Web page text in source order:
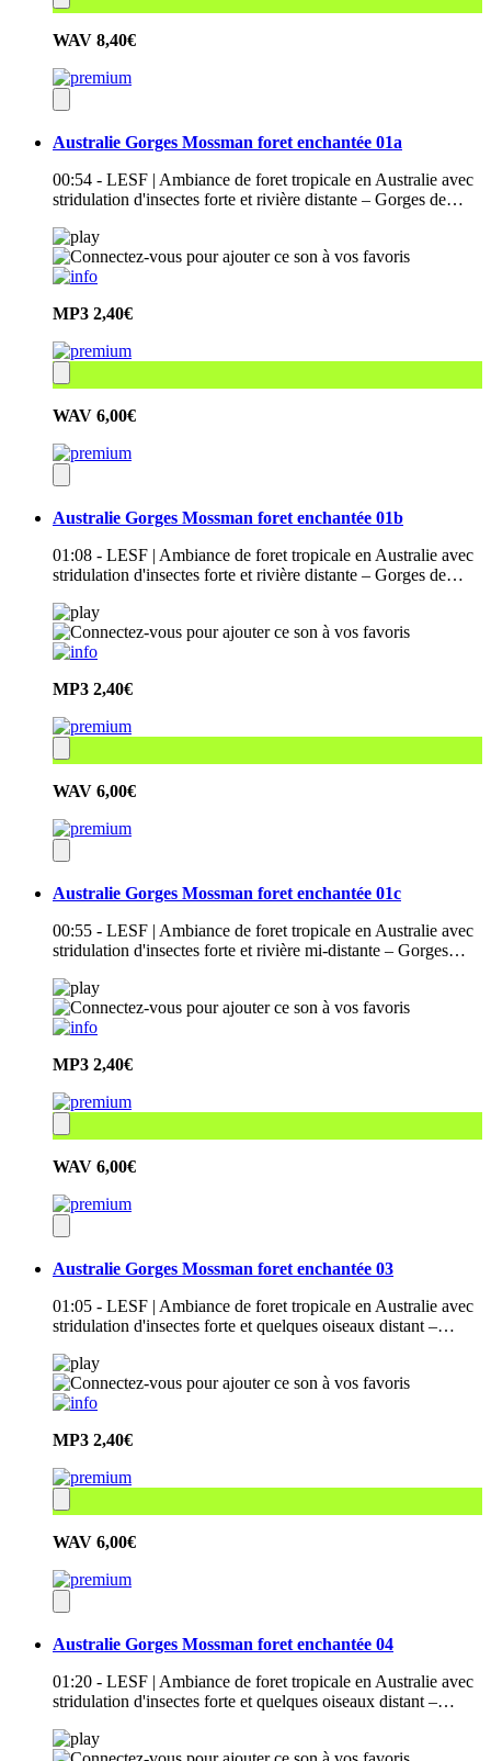
WAV 8,40€
Australie Gorges Mossman foret enchantée 01a
00:54 - LESF | Ambiance de foret tropicale en Australie avec
stridulation d'insectes forte et rivière distante – Gorges de…
MP3 2,40€
WAV 6,00€
Australie Gorges Mossman foret enchantée 01b
01:08 - LESF | Ambiance de foret tropicale en Australie avec
stridulation d'insectes forte et rivière distante – Gorges de…
MP3 2,40€
WAV 6,00€
Australie Gorges Mossman foret enchantée 01c
00:55 - LESF | Ambiance de foret tropicale en Australie avec
stridulation d'insectes forte et rivière mi-distante – Gorges…
MP3 2,40€
WAV 6,00€
Australie Gorges Mossman foret enchantée 03
01:05 - LESF | Ambiance de foret tropicale en Australie avec
stridulation d'insectes forte et quelques oiseaux distant –…
MP3 2,40€
WAV 6,00€
Australie Gorges Mossman foret enchantée 04
01:20 - LESF | Ambiance de foret tropicale en Australie avec
stridulation d'insectes forte et quelques oiseaux distant –…